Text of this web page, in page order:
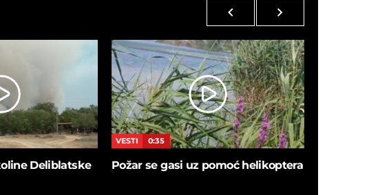
Deliblatske
VESTI 0:35
Požar se gasi uz pomoć helikoptera